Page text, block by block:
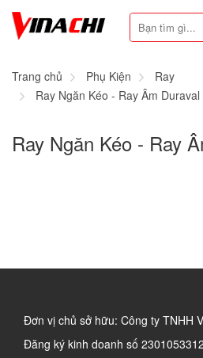
Trang chủ Phụ Kiện
Ray
Ray Ngăn Kéo - Ray Âm Duraval
Ray Ngăn Kéo - Ray
Đơn vị chủ sở hữu: Công ty TNHH
Đăng ký kinh doanh số